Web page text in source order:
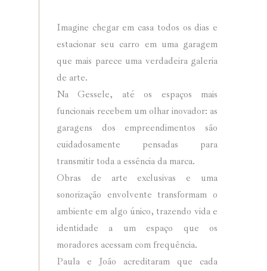
Imagine chegar em casa todos os dias e
estacionar seu carro em uma garagem
que mais parece uma verdadeira galeria
de arte.
Na Gessele, até os espaços mais
funcionais recebem um olhar inovador: as
garagens dos empreendimentos são
cuidadosamente pensadas para
transmitir toda a essência da marca.
Obras de arte exclusivas e uma
sonorização envolvente transformam o
ambiente em algo único, trazendo vida e
identidade a um espaço que os
moradores acessam com frequência.
Paula e João acreditaram que cada